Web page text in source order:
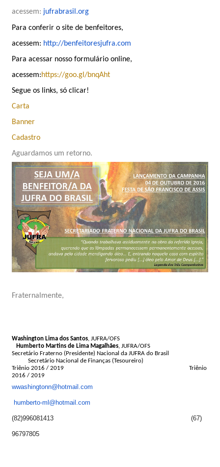
acessem: jufrabrasil.org
Para conferir o site de benfeitores,
acessem: http://benfeitoresjufra.com
Para acessar nosso formulário online,
acessem:https://goo.gl/bnqAht
Segue os links, só clicar!
Carta
Banner
Cadastro
Aguardamos um retorno.
Fraternalmente,
Washington Lima dos Santos, JUFRA/OFS
Humberto Martins de Lima Magalhães, JUFRA/OFS
Secretário Fraterno (Presidente) Nacional da JUFRA do Brasil
Secretário Nacional de Finanças (Tesoureiro)
Triênio 2016 / 2019
Triênio
2016 / 2019
wwashingtonn@hotmail.com
humberto-ml@hotmail.com
(82)996081413 (67)
96797805